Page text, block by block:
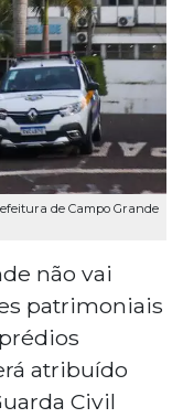
de Campo Grande
não vai
patrimoniais
atribuído
Civil